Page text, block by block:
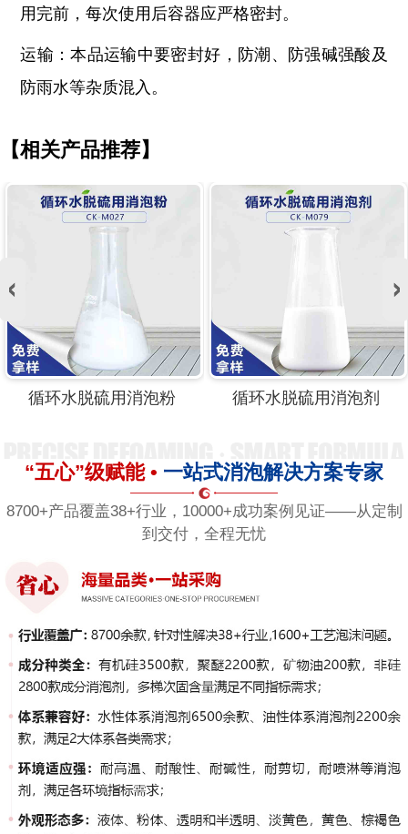
用完前，每次使用后容器应严格密封。
运输：本品运输中要密封好，防潮、防强碱强酸及
防雨水等杂质混入。
【相关产品推荐】
循环水脱硫用消泡粉 循环水脱硫用消泡剂
“五心”级赋能 • 一站式消泡解决方案专家
8700+产品覆盖38+行业，10000+成功案例见证——从定制
到交付，全程无忧